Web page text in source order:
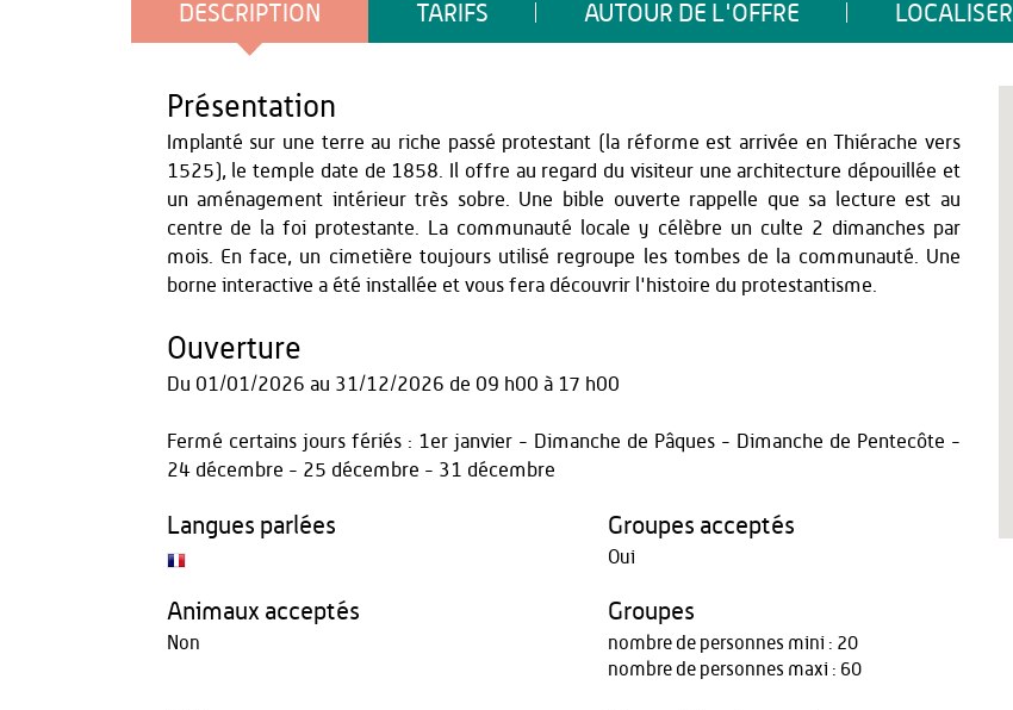
DESCRIPTION TARIFS AUTOUR DE L'OFFRE LOCALISER
Présentation
Implanté sur une terre au riche passé protestant (la réforme est arrivée en Thiérache vers
1525), le temple date de 1858. Il offre au regard du visiteur une architecture dépouillée et
un aménagement intérieur très sobre. Une bible ouverte rappelle que sa lecture est au
centre de la foi protestante. La communauté locale y célèbre un culte 2 dimanches par
mois. En face, un cimetière toujours utilisé regroupe les tombes de la communauté. Une
borne interactive a été installée et vous fera découvrir l'histoire du protestantisme.
Ouverture
Du 01/01/2026 au 31/12/2026 de 09 h00 à 17 h00
Fermé certains jours fériés : 1er janvier - Dimanche de Pâques - Dimanche de Pentecôte -
24 décembre - 25 décembre - 31 décembre
Langues parlées Groupes acceptés
Oui
Animaux acceptés
Non
Groupes
nombre de personnes mini : 20
nombre de personnes maxi : 60